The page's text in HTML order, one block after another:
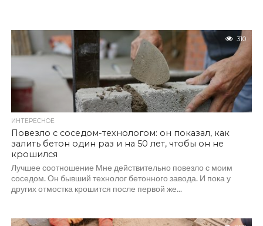
310
ИНТЕРЕСНОЕ
Повезло с соседом-технологом: он показал, как
залить бетон один раз и на 50 лет, чтобы он не
крошился
Лучшее соотношение Мне действительно повезло с моим
соседом. Он бывший технолог бетонного завода. И пока у
других отмостка крошится после первой же...